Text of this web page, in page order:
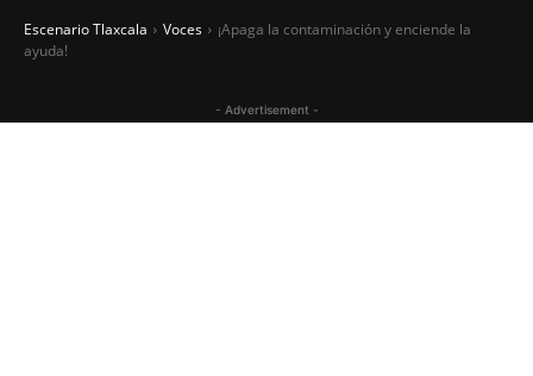
Escenario Tlaxcala Voces
¡Apaga la contaminación y enciende la
ayuda!
- Advertisement -